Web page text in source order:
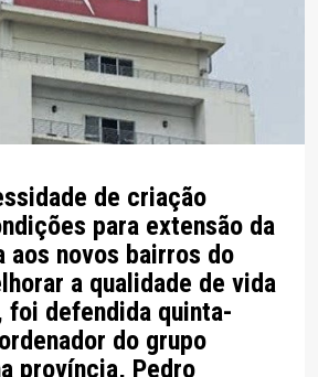
de criação
para extensão da
novos bairros do
a qualidade de vida
foi defendida quinta-
do grupo
província, Pedro